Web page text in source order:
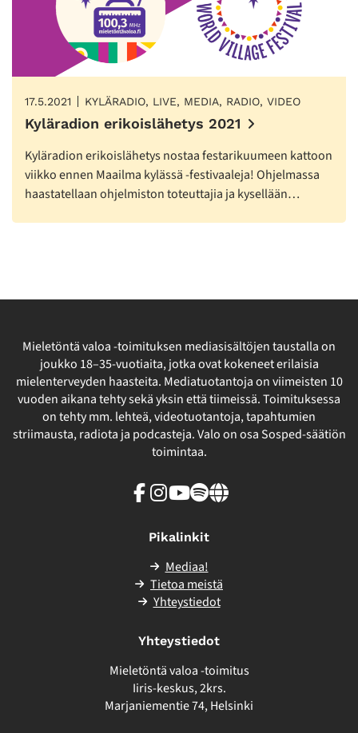
17.5.2021 KYLÄRADIO, LIVE, MEDIA, RADIO, VIDEO
Kyläradion erikoislähetys 2021
Kyläradion erikoislähetys nostaa festarikuumeen kattoon
viikko ennen Maailma kylässä -festivaaleja! Ohjelmassa
haastatellaan ohjelmiston toteuttajia ja kysellään…
Mieletöntä valoa -toimituksen mediasisältöjen taustalla on
joukko 18–35-vuotiaita, jotka ovat kokeneet erilaisia
mielenterveyden haasteita. Mediatuotantoja on viimeisten 10
vuoden aikana tehty sekä yksin että tiimeissä. Toimituksessa
on tehty mm. lehteä, videotuotantoja, tapahtumien
striimausta, radiota ja podcasteja. Valo on osa Sosped-säätiön
toimintaa.
Facebook
Instagram
Youtube
SpotifyLinkki
Pikalinkit
Mediaa!
Tietoa meistä
Yhteystiedot
Yhteystiedot
Mieletöntä valoa -toimitus
Iiris-keskus, 2krs.
Marjaniementie 74, Helsinki